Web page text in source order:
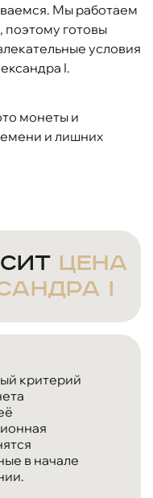
Мы работаем
готовы
условия
I.
монеты и
и лишних
цена
I
критерий
в начале